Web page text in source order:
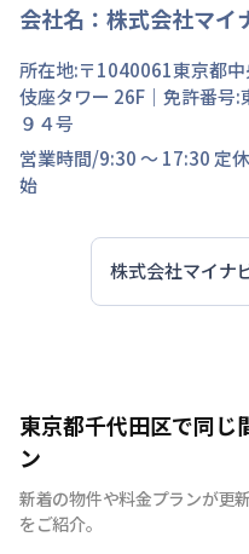
会社名： 株式会社マイ
所在地:〒1040061東京都
伎座タワー 26F ｜免許番号:
９４号
営業時間/9:30 ～ 17:30 定
始
株式会社マイナ
快適で安心な住まいをご
を考え、専門部隊がお部
東京都千代田区で同じ
ン
新着の物件や料金プランが更
をご紹介。